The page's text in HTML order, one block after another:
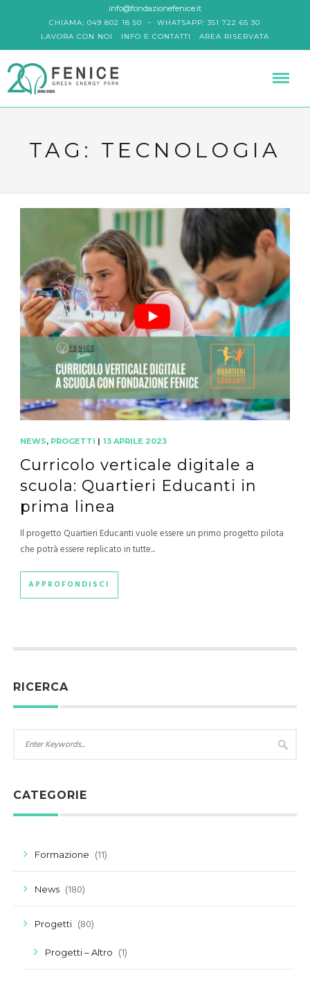
info@fondazionefenice.it
CHIAMA: 049 802 18 50 -
WHATSAPP: 351 722 65 30
LAVORA CON NOI
INFO E CONTATTI AREA RISERVATA
TAG: TECNOLOGIA
NEWS, PROGETTI | 13 APRILE 2023
Curricolo verticale digitale a
scuola: Quartieri Educanti in
prima linea
Il progetto Quartieri Educanti vuole essere un primo progetto pilota
che potrà essere replicato in tutte...
APPROFONDISCI
RICERCA
CATEGORIE
Formazione (11)
News (180)
Progetti (80)
Progetti – Altro (1)